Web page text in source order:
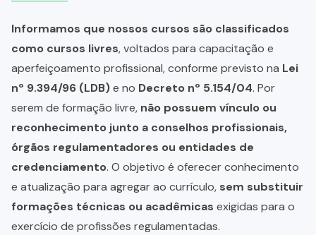
Informamos que nossos cursos são classificados
como cursos livres, voltados para capacitação e
aperfeiçoamento profissional, conforme previsto na Lei
nº 9.394/96 (LDB)e no Decreto nº 5.154/04. Por
serem de formação livre, não possuem vínculo ou
reconhecimento junto a conselhos profissionais,
órgãos regulamentadores ou entidades de
credenciamento. O objetivo é oferecer conhecimento
e atualização para agregar ao currículo, sem substituir
formações técnicas ou acadêmicas exigidas para o
exercício de profissões regulamentadas.